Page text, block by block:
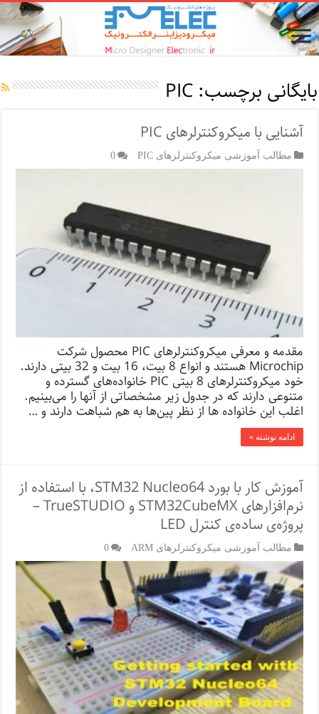
بایگانی برچسب:PIC
آشنایی با میکروکنترلرهای PIC
مطالب آموزشی میکروکنترلرهای PIC 0
مقدمه و معرفی میکروکنترلرهای PIC محصول شرکت
Microchip هستند و انواع 8 بیت، 16 بیت و 32 بیتی دارند.
خود میکروکنترلرهای 8 بیتی PIC خانواده‌ها‌ی گسترده و
متنوعی دارند که در جدول زیر مشخصاتی از آنها را می‌بینیم.
اغلب این خانواده ها از نظر پین‌ها به هم شباهت دارند و …
ادامه نوشته »
آموزش کار با بورد STM32 Nucleo64، با استفاده از
نرم‌افزارهای STM32CubeMX و TrueSTUDIO –
پروژه‌ی ساده‌ی کنترل LED
مطالب آموزشی میکروکنترلرهای ARM 0